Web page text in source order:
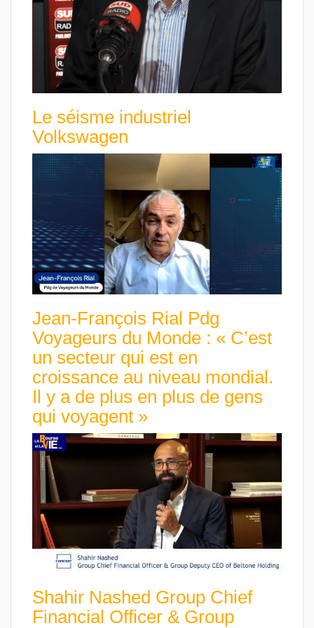
Le séisme industriel
Volkswagen
Jean-François Rial Pdg
Voyageurs du Monde : « C’est
un secteur qui est en
croissance au niveau mondial.
Il y a de plus en plus de gens
qui voyagent »
Shahir Nashed Group Chief
Financial Officer & Group